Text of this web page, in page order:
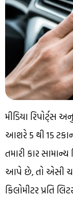
મીડિયા રિપોર્ટ્સ
આશરે 5 થી 15
તમારી કાર સામાન્ય
આપે છે, તો એસી
કિલોમીટર પ્રતિ